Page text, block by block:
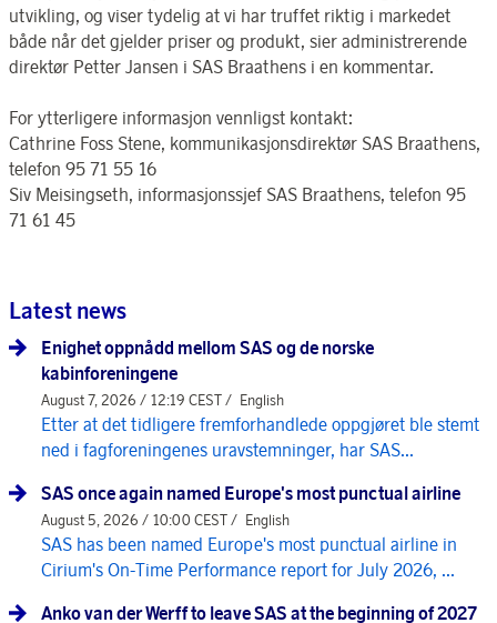
utvikling, og viser tydelig at vi har truffet riktig i markedet
både når det gjelder priser og produkt, sier administrerende
direktør Petter Jansen i SAS Braathens i en kommentar.
For ytterligere informasjon vennligst kontakt:
Cathrine Foss Stene, kommunikasjonsdirektør SAS Braathens,
telefon 95 71 55 16
Siv Meisingseth, informasjonssjef SAS Braathens, telefon 95
71 61 45
Latest news
Enighet oppnådd mellom SAS og de norske
kabinforeningene
August 7, 2026 / 12:19 CEST / English
Etter at det tidligere fremforhandlede oppgjøret ble stemt
ned i fagforeningenes uravstemninger, har SAS...
SAS once again named Europe's most punctual airline
August 5, 2026 / 10:00 CEST / English
SAS has been named Europe's most punctual airline in
Cirium's On-Time Performance report for July 2026, ...
Anko van der Werff to leave SAS at the beginning of 2027